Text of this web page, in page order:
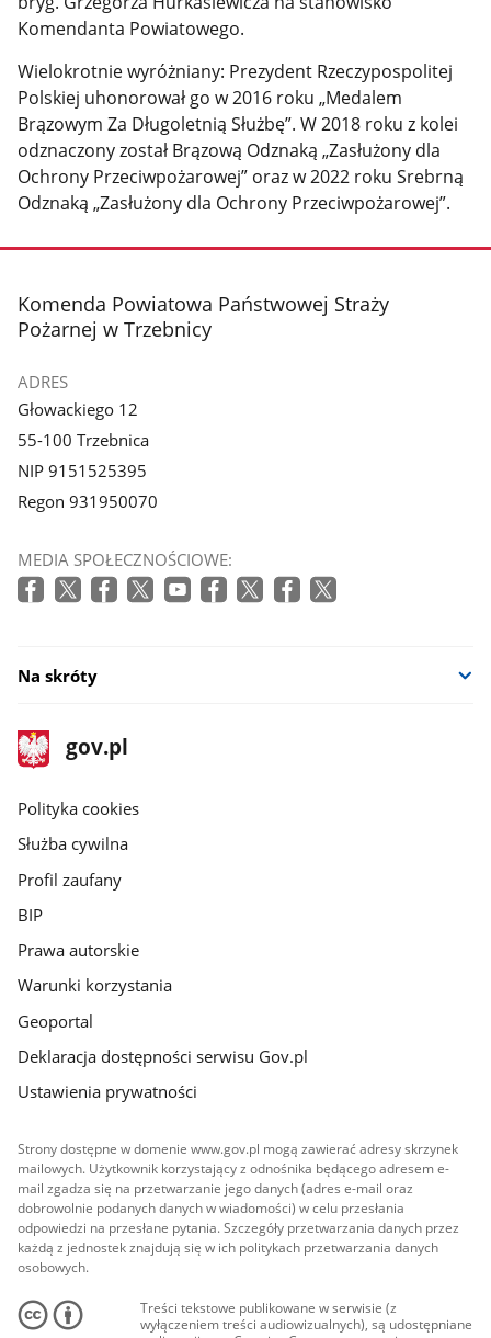
Komendanta Powiatowego.
Wielokrotnie wyróżniany: Prezydent Rzeczypospolitej
Polskiej uhonorował go w 2016 roku „Medalem
Brązowym Za Długoletnią Służbę”. W 2018 roku z kolei
odznaczony został Brązową Odznaką „Zasłużony dla
Ochrony Przeciwpożarowej” oraz w 2022 roku Srebrną
Odznaką „Zasłużony dla Ochrony Przeciwpożarowej”.
stopka
Komenda Powiatowa Państwowej Straży
Pożarnej w Trzebnicy
ADRES
Głowackiego 12
55-100 Trzebnica
NIP 9151525395
Regon 931950070
MEDIA SPOŁECZNOŚCIOWE:
Na skróty
stopka
gov.pl
Strona
gov.pl
gov.pl
Polityka cookies
Służba cywilna
Profil zaufany
BIP
Prawa autorskie
Warunki korzystania
Geoportal
Deklaracja dostępności serwisu Gov.pl
Ustawienia prywatności
Strony dostępne w domenie www.gov.pl mogą zawierać adresy skrzynek
mailowych. Użytkownik korzystający z odnośnika będącego adresem e-
mail zgadza się na przetwarzanie jego danych (adres e-mail oraz
dobrowolnie podanych danych w wiadomości) w celu przesłania
odpowiedzi na przesłane pytania. Szczegóły przetwarzania danych przez
każdą z jednostek znajdują się w ich politykach przetwarzania danych
osobowych.
Treści tekstowe publikowane w serwisie (z
wyłączeniem treści audiowizualnych), są udostępniane